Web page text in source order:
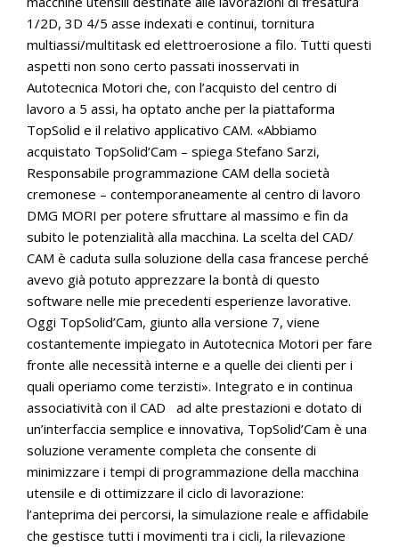
1/2D, 3D 4/5 asse indexati e continui, tornitura
multiassi/multitask ed elettroerosione a filo. Tutti questi
aspetti non sono certo passati inosservati in
Autotecnica Motori che, con l’acquisto del centro di
lavoro a 5 assi, ha optato anche per la piattaforma
TopSolid e il relativo applicativo CAM. «Abbiamo
acquistato TopSolid’Cam – spiega Stefano Sarzi,
Responsabile programmazione CAM della società
cremonese – contemporaneamente al centro di lavoro
DMG MORI per potere sfruttare al massimo e fin da
subito le potenzialità alla macchina. La scelta del CAD/
CAM è caduta sulla soluzione della casa francese perché
avevo già potuto apprezzare la bontà di questo
software nelle mie precedenti esperienze lavorative.
Oggi TopSolid’Cam, giunto alla versione 7, viene
costantemente impiegato in Autotecnica Motori per fare
fronte alle necessità interne e a quelle dei clienti per i
quali operiamo come terzisti». Integrato e in continua
associatività con il CAD ad alte prestazioni e dotato di
un’interfaccia semplice e innovativa, TopSolid’Cam è una
soluzione veramente completa che consente di
minimizzare i tempi di programmazione della macchina
utensile e di ottimizzare il ciclo di lavorazione:
l’anteprima dei percorsi, la simulazione reale e affidabile
che gestisce tutti i movimenti tra i cicli, la rilevazione